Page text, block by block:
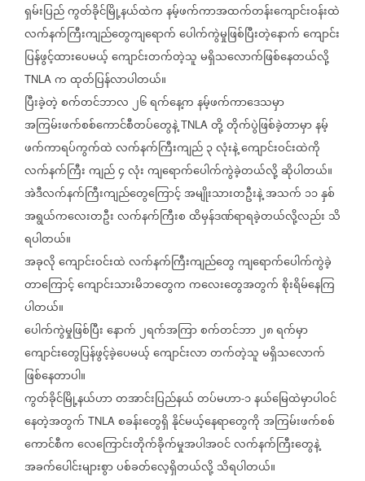
ရှမ်းပြည်ကွတ်ခိုင်မြို့နယ်ထဲကနမ့်ဖက်ကာအထက်တန်းကျောင်းဝန်းထဲ
လက်နက်ကြီးကျည်တွေကျရောက်ပေါက်ကွဲမှုဖြစ်ပြီးတဲ့နောက်ကျောင်း
ပြန်ဖွင့်ထားပေမယ့်ကျောင်းတက်တဲ့သူမရှိသလောက်ဖြစ်နေတယ်လို့
TNLA ကထုတ်ပြန်လာပါတယ်။
ပြီးခဲ့တဲ့စက်တင်ဘာလ၂၆ရက်နေ့ကနမ့်ဖက်ကာဒေသမှာ
အကြမ်းဖက်စစ်ကောင်စီတပ်တွေနဲ့ TNLA တို့တိုက်ပွဲဖြစ်ခဲ့တာမှာနမ့်
ဖက်ကာရပ်ကွက်ထဲလက်နက်ကြီးကျည်၃လုံးနဲ့ကျောင်းဝင်းထဲကို
လက်နက်ကြီးကျည်၄လုံးကျရောက်ပေါက်ကွဲခဲ့တယ်လို့ဆိုပါတယ်။
အဲဒီလက်နက်ကြီးကျည်တွေကြောင့်အမျိုးသားတဦးနဲ့အသက် ၁၁နှစ်
အရွယ်ကလေးတဦးလက်နက်ကြီးစထိမှန်ဒဏ်ရာရခဲ့တယ်လို့လည်း သိ
ရပါတယ်။
အခုလိုကျောင်းဝင်းထဲလက်နက်ကြီးကျည်တွေကျရောက်ပေါက်ကွဲခဲ့
တာကြောင့်ကျောင်းသားမိဘတွေကကလေးတွေအတွက်စိုးရိမ်နေကြ
ပါတယ်။
ပေါက်ကွဲမှုဖြစ်ပြီးနောက်၂ရက်အကြာစက်တင်ဘာ၂၈ရက်မှာ
ကျောင်းတွေပြန်ဖွင့်ခဲ့ပေမယ့်ကျောင်းလာတက်တဲ့သူမရှိသလောက်
ဖြစ်နေတာပါ။
ကွတ်ခိုင်မြို့နယ်ဟာတအာင်းပြည်နယ်တပ်မဟာ-၁နယ်မြေထဲမှာပါဝင်
နေတဲ့အတွက် TNLA စခန်းတွေရှိနိုင်မယ့်နေရာတွေကိုအကြမ်းဖက်စစ်
ကောင်စီကလေကြောင်းတိုက်ခိုက်မှုအပါအဝင်လက်နက်ကြီးတွေနဲ့
အခက်ပေါင်းများစွာပစ်ခတ်လေ့ရှိတယ်လို့သိရပါတယ်။